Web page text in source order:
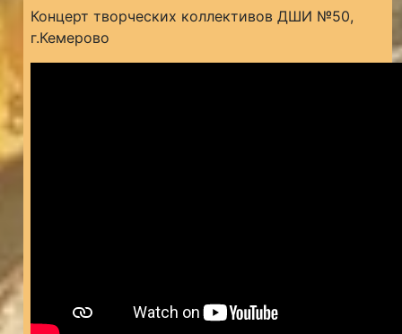
Концерт творческих коллективов ДШИ №50,
г.Кемерово